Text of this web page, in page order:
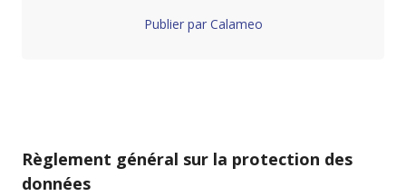
Publier par Calameo
Règlement général sur la protection des
données